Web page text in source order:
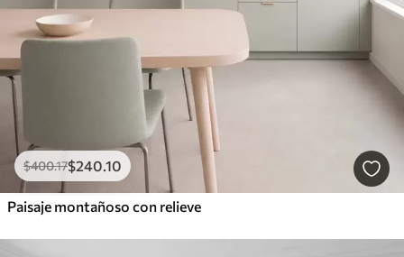
$400.17$240 .10
Paisaje montañoso con relieve